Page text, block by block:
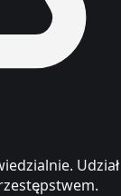
Udział